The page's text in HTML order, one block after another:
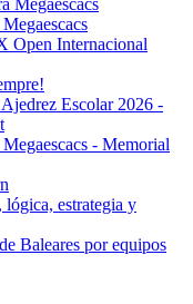
Megaescacs
Open Internacional
Escolar 2026 -
- Memorial
lógica, estrategia y
Baleares por equipos